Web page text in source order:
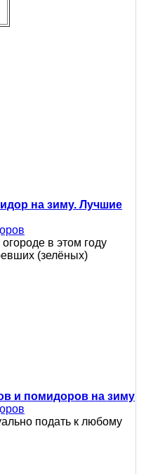
на зиму. Лучшие
в этом году
(зелёных)
и помидоров на зиму
подать к любому